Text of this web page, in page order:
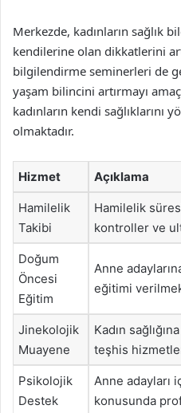
Merkezde, kadınların sağlık
kendilerine olan dikkatlerini
bilgilendirme seminerleri de
yaşam bilincini artırmayı
kadınların kendi sağlıklarını
olmaktadır.
Hizmet Açıklama
Hamilelik
Takibi
Hamilelik
kontroller ve
Doğum
Öncesi
Eğitim
Anne
eğitimi
Jinekolojik
Muayene
Kadın
teşhis
Psikolojik
Destek
Anne adayları
konusunda